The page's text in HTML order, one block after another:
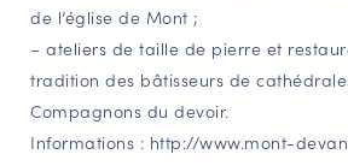
de l’église de Mont ;
– ateliers de taille de pierre et
tradition des bâtisseurs de
Compagnons du devoir.
Informations : http://www.mont-